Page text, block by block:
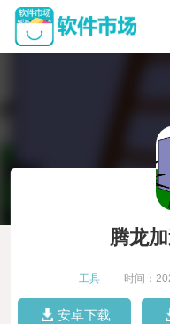
腾龙
工具 时间：
安卓下载